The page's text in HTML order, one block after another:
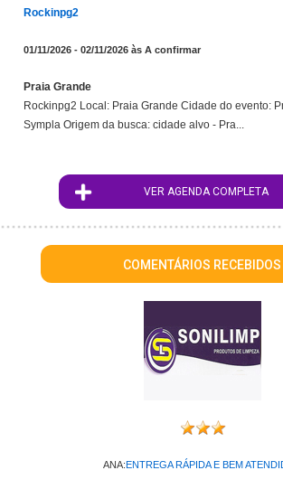
Rockinpg2
01/11/2026 - 02/11/2026 às A confirmar
Praia Grande
Rockinpg2 Local: Praia Grande Cidade do evento:
Sympla Origem da busca: cidade alvo - Pra...
VER AGENDA COMPLETA
COMENTÁRIOS RECEBIDOS
ANA:ENTREGA RÁPIDA E BEM